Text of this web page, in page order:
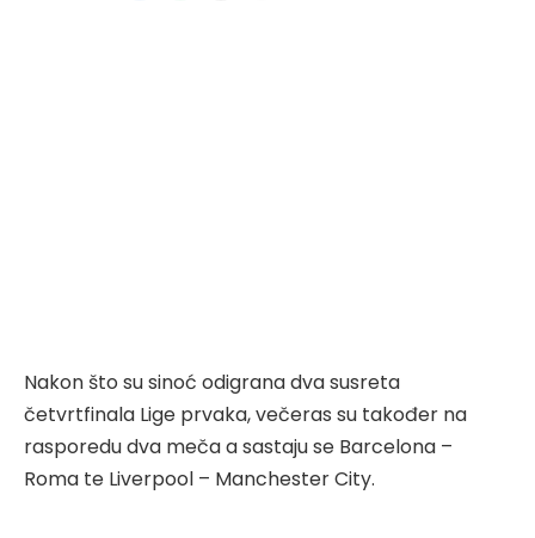
Nakon što su sinoć odigrana dva susreta
četvrtfinala Lige prvaka, večeras su također na
rasporedu dva meča a sastaju se Barcelona –
Roma te Liverpool – Manchester City.